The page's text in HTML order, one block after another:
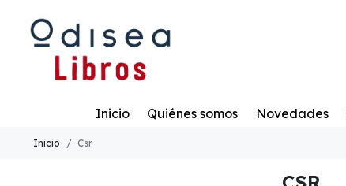
Inicio Quiénes somos Novedades
Inicio Csr